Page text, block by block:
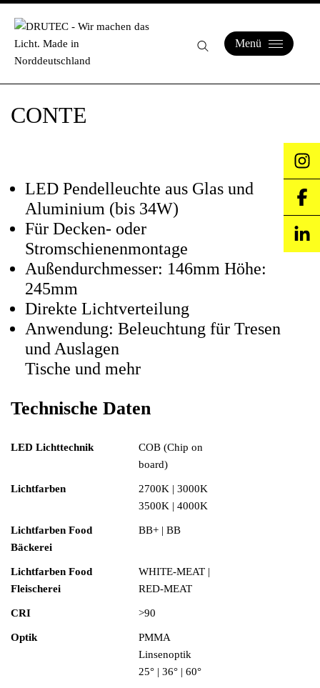
Menü
CONTE
LED Pendelleuchte aus Glas und
Aluminium (bis 34W)
Für Decken- oder
Stromschienenmontage
Außendurchmesser: 146mm Höhe:
245mm
Direkte Lichtverteilung
Anwendung: Beleuchtung für Tresen
und Auslagen
Tische und mehr
Technische Daten
LED Lichttechnik
COB (Chip on
board)
Lichtfarben
2700K | 3000K
3500K | 4000K
Lichtfarben Food
Bäckerei
BB+ | BB
Lichtfarben Food
Fleischerei
WHITE-MEAT |
RED-MEAT
CRI >90
Optik
PMMA
Linsenoptik
25° | 36° | 60°